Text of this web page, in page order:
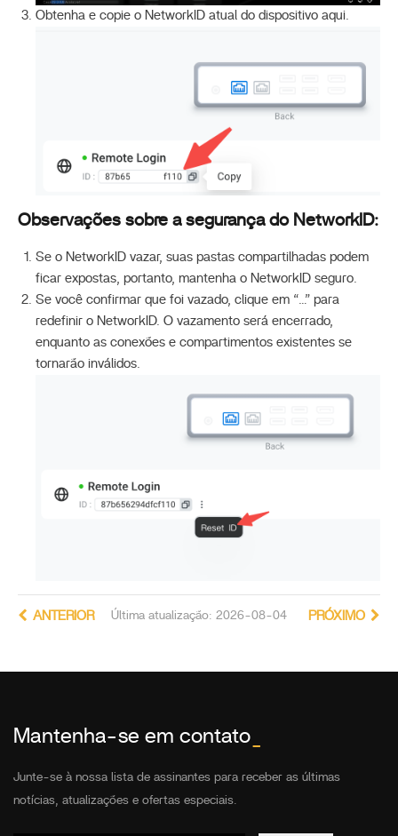
Obtenha e copie o NetworkID atual do dispositivo aqui.
Observações sobre a segurança do NetworkID:
Se o NetworkID vazar, suas pastas compartilhadas podem
ficar expostas, portanto, mantenha o NetworkID seguro.
Se você confirmar que foi vazado, clique em “…” para
redefinir o NetworkID. O vazamento será encerrado,
enquanto as conexões e compartimentos existentes se
tornarão inválidos.
Última atualização: 2026-08-04
ANTERIOR PRÓXIMO
Mantenha-se em contato
Junte-se à nossa lista de assinantes para receber as últimas
notícias, atualizações e ofertas especiais.